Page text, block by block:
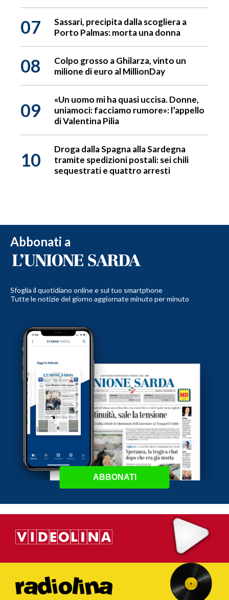
07
Sassari, precipita dalla scogliera a
Porto Palmas: morta una donna
08
Colpo grosso a Ghilarza, vinto un
milione di euro al MillionDay
09
«Un uomo mi ha quasi uccisa. Donne,
uniamoci: facciamo rumore»: l’appello
di Valentina Pilia
10
Droga dalla Spagna alla Sardegna
tramite spedizioni postali: sei chili
sequestrati e quattro arresti
Abbonati a
Sfoglia il quotidiano online e sul tuo smartphone
Tutte le notizie del giorno aggiornate minuto per minuto
ABBONATI